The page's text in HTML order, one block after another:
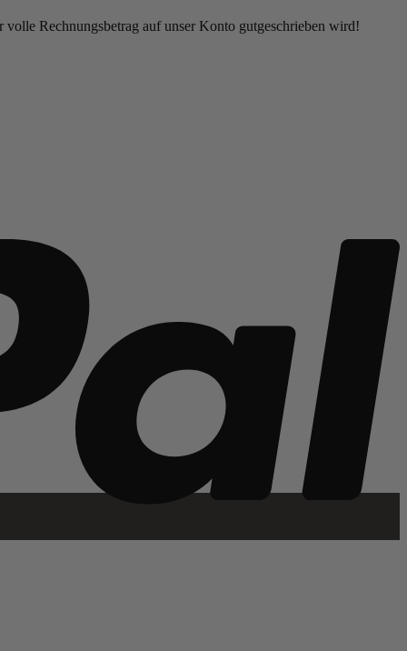
Rechnungsbetrag auf unser Konto gutgeschrieben wird!